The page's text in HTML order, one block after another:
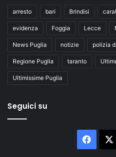
arresto bari Brindisi
evidenza Foggia Lecce
News Puglia notizie polizia
Regione Puglia taranto
Ultimissime Puglia
Seguici su